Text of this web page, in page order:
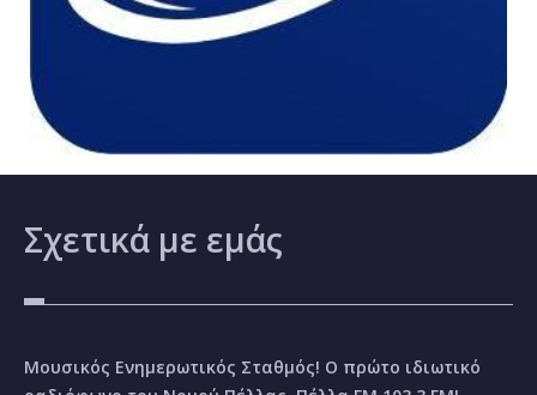
Σχετικά με εμάς
Μουσικός Ενημερωτικός Σταθμός! Ο πρώτο ιδιωτικό